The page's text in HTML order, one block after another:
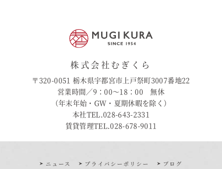
株式会社むぎくら
〒320-0051 栃木県宇都宮市上戸祭町3007番地22
営業時間／9：00〜18：00 無休
（年末年始・GW・夏期休暇を除く）
本社TEL.028-643-2331
賃貸管理TEL.028-678-9011
ニュース プライバシーポリシー ブログ